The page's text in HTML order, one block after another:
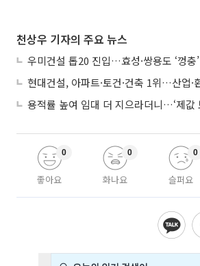
천상우 기자의 주요 뉴스
우미건설 톱20 진입…효성·쌍용도 ‘껑충’
좋아요
0
화나요
0
슬퍼요
0